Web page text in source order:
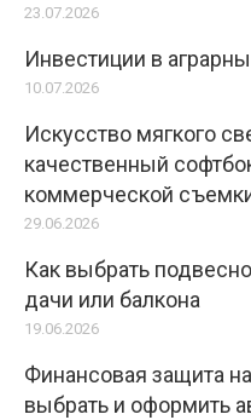
23.07.2026
Инвестиции в
10.07.2026
Искусство мягкого
качественный
коммерческой
29.06.2026
Как выбрать
дачи или балкона
19.06.2026
Финансовая защита
выбрать и оформить